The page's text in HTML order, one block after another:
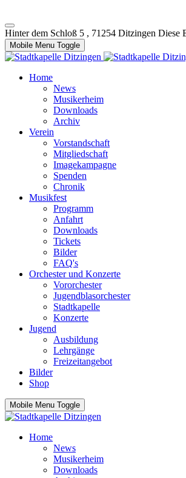
Hinter dem Schloß 5 , 71254 Ditzingen Diese
Mobile Menu Toggle
Home
News
Musikerheim
Downloads
Archiv
Verein
Vorstandschaft
Mitgliedschaft
Imagekampagne
Spenden
Chronik
Musikfest
Programm
Anfahrt
Downloads
Tickets
Bilder
FAQ's
Orchester und Konzerte
Vororchester
Jugendblasorchester
Stadtkapelle
Konzerte
Jugend
Ausbildung
Lehrgänge
Freizeitangebot
Bilder
Shop
Mobile Menu Toggle
Home
News
Musikerheim
Downloads